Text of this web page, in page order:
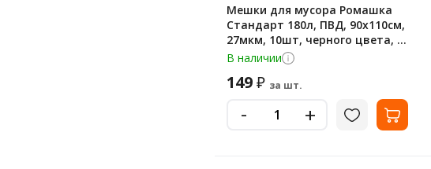
Мешки для мусора Ромашка
Стандарт 180л, ПВД, 90х110см,
27мкм, 10шт, черного цвета, в
рулоне
В наличии
149₽ за шт.
- +